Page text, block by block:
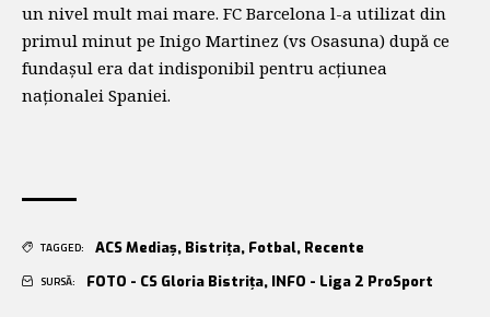
un nivel mult mai mare. FC Barcelona l-a utilizat din
primul minut pe Inigo Martinez (vs Osasuna) după ce
fundașul era dat indisponibil pentru acțiunea
naționalei Spaniei.
TAGGED: ACS Mediaș, Bistrița, Fotbal, Recente
SURSĂ: FOTO - CS Gloria Bistrița, INFO - Liga 2 ProSport